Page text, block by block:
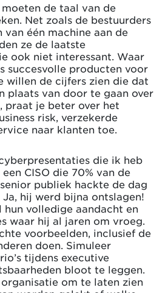
de taal van de
Net zoals de bestuurders
één machine aan de
ze de laatste
ook niet interessant. Waar
succesvolle producten voor
willen de cijfers zien die dat
plaats van door te gaan over
praat je beter over het
risk, verzekerde
naar klanten toe.
die ik heb
CISO die 70% van de
publiek hackte de dag
hij werd bijna ontslagen!
hun volledige aandacht en
waar hij al jaren om vroeg.
voorbeelden, inclusief de
doen. Simuleer
tijdens executive
bloot te leggen.
om te laten zien